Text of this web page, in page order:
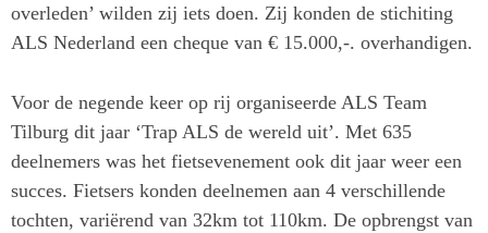
overleden’ wilden zij iets doen. Zij konden de stichiting
ALS Nederland een cheque van € 15.000,-. overhandigen.
Voor de negende keer op rij organiseerde ALS Team
Tilburg dit jaar ‘Trap ALS de wereld uit’. Met 635
deelnemers was het fietsevenement ook dit jaar weer een
succes. Fietsers konden deelnemen aan 4 verschillende
tochten, variërend van 32km tot 110km. De opbrengst van